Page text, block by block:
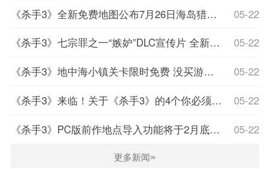
数字原声带
《World of HITMAN》 电子书
导演评论音轨(任务简介)
死亡正在等待。Agent%2047%20于刺杀世界三部曲之最终
特工47以冷酷的职业身份回归杀手3。他得到特工机构负
友卢卡斯·格雷(Lucas%20Grey)的支持。他们的任务是共同追
05-22
《杀手3》全新免费地图公布7月26日海岛猎杀，《杀手3》全关卡图文教程
05-22
《杀手3》七宗罪之一“嫉妒”DLC宣传片 全新地图和狙击枪
05-22
《杀手3》地中海小镇关卡限时免费 没买游戏也能玩
05-22
《杀手3》来临！关于《杀手3》的4个你必须知道的细节
05-22
《杀手3》PC版前作地点导入功能将于2月底上线
更多新闻»